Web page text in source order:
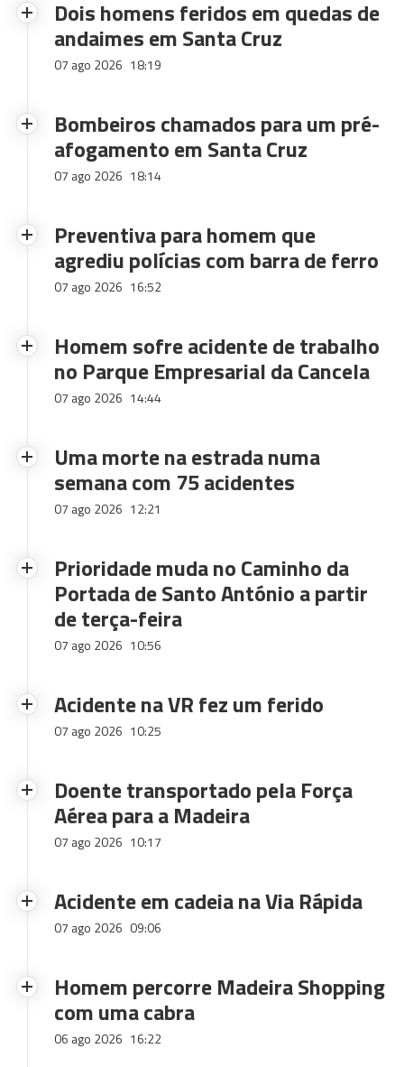
Dois homens feridos em quedas de
andaimes em Santa Cruz
07 ago 2026 18:19
Bombeiros chamados para um pré-
afogamento em Santa Cruz
07 ago 2026 18:14
Preventiva para homem que
agrediu polícias com barra de ferro
07 ago 2026 16:52
Homem sofre acidente de trabalho
no Parque Empresarial da Cancela
07 ago 2026 14:44
Uma morte na estrada numa
semana com 75 acidentes
07 ago 2026 12:21
Prioridade muda no Caminho da
Portada de Santo António a partir
de terça-feira
07 ago 2026 10:56
Acidente na VR fez um ferido
07 ago 2026 10:25
Doente transportado pela Força
Aérea para a Madeira
07 ago 2026 10:17
Acidente em cadeia na Via Rápida
07 ago 2026 09:06
Homem percorre Madeira Shopping
com uma cabra
06 ago 2026 16:22